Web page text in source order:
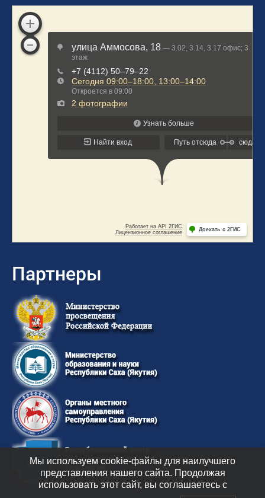
Партнеры
Мы используем cookie-файлы для наилучшего
представления нашего сайта. Продолжая
использовать этот сайт, вы соглашаетесь с